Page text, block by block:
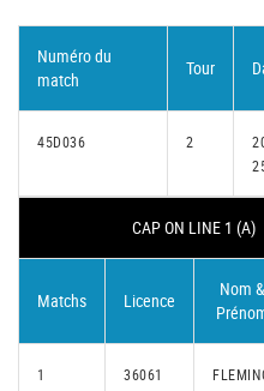
Numéro du
match
Tour
45D036 2
CAP ON LINE 1 (A)
Matchs Licence
Nom &
1 36061